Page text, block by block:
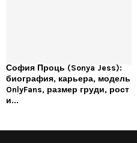
София Проць (Sonya Jess):
биография, карьера, модель
OnlyFans, размер груди, рост
и...